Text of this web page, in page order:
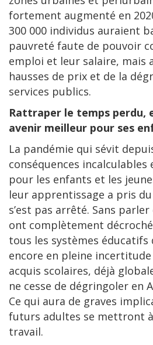
fortement augmenté en
300 000 individus auraient
pauvreté faute de pouvoir
emploi et leur salaire, mais
hausses de prix et de la
services publics.
Rattraper le temps perdu,
avenir meilleur pour ses
La pandémie qui sévit
conséquences
pour les enfants et les
leur apprentissage a pris
s’est pas arrêté. Sans
ont complètement
tous les systèmes éducatifs
encore en pleine
acquis scolaires, déjà
ne cesse de dégringoler en
Ce qui aura de graves
futurs adultes se mettront
travail.